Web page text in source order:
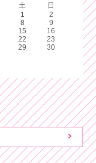
土
日
1
2
8
9
15
16
22
23
29
30